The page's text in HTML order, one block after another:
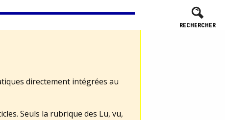
RECHERCHER
directement intégrées au
Seuls la rubrique des Lu, vu,